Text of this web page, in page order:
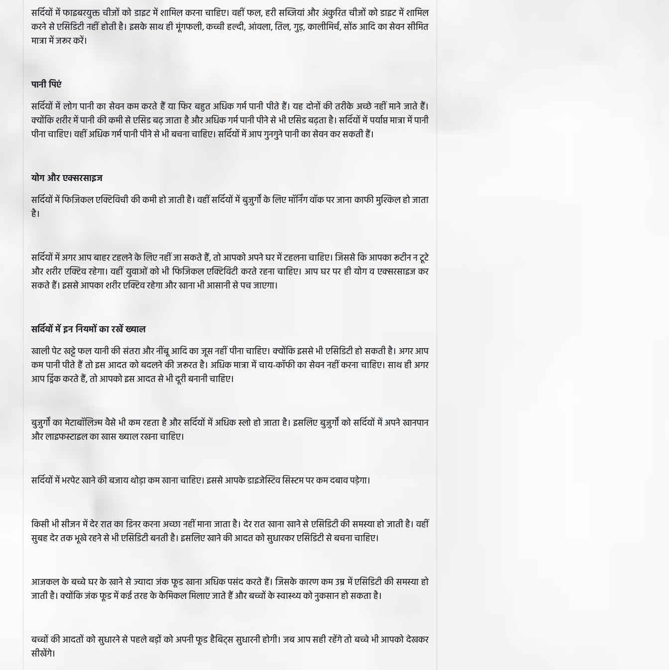
सर्दियों में फाइबरयुक्त चीजों को डाइट में शामिल करना चाहिए। वहीं फल, हरी सब्जियां और अंकुरित चीजों को डाइट में शामिल
करने से एसिडिटी नहीं होती है। इसके साथ ही मूंगफली, कच्ची हल्दी, आंवला, तिल, गुड़, कालीमिर्च, सोंठ आदि का सेवन सीमित
मात्रा में जरूर करें।
पानी पिएं
सर्दियों में लोग पानी का सेवन कम करते हैं या फिर बहुत अधिक गर्म पानी पीते हैं। यह दोनों की तरीके अच्छे नहीं माने जाते हैं।
क्योंकि शरीर में पानी की कमी से एसिड बढ़ जाता है और अधिक गर्म पानी पीने से भी एसिड बढ़ता है। सर्दियों में पर्याप्त मात्रा में पानी
पीना चाहिए। वहीं अधिक गर्म पानी पीने से भी बचना चाहिए। सर्दियों में आप गुनगुने पानी का सेवन कर सकती हैं।
योग और एक्सरसाइज
सर्दियों में फिजिकल एक्टिविची की कमी हो जाती है। वहीं सर्दियों में बुजुर्गों के लिए मॉर्निंग वॉक पर जाना काफी मुश्किल हो जाता
है।
सर्दियों में अगर आप बाहर टहलने के लिए नहीं जा सकते हैं, तो आपको अपने घर में टहलना चाहिए। जिससे कि आपका रूटीन न टूटे
और शरीर एक्टिव रहेगा। वहीं युवाओं को भी फिजिकल एक्टिविटी करते रहना चाहिए। आप घर पर ही योग व एक्सरसाइज कर
सकते हैं। इससे आपका शरीर एक्टिव रहेगा और खाना भी आसानी से पच जाएगा।
सर्दियों में इन नियमों का रखें ख्याल
खाली पेट खट्टे फल यानी की संतरा और नींबू आदि का जूस नहीं पीना चाहिए। क्योंकि इससे भी एसिडिटी हो सकती है। अगर आप
कम पानी पीते हैं तो इस आदत को बदलने की जरूरत है। अधिक मात्रा में चाय-कॉफी का सेवन नहीं करना चाहिए। साथ ही अगर
आप ड्रिंक करते हैं, तो आपको इस आदत से भी दूरी बनानी चाहिए।
बुजुर्गों का मेटाबॉलिज्म वैसे भी कम रहता है और सर्दियों में अधिक स्लो हो जाता है। इसलिए बुजुर्गों को सर्दियों में अपने खानपान
और लाइफस्टाइल का खास ख्याल रखना चाहिए।
सर्दियों में भरपेट खाने की बजाय थोड़ा कम खाना चाहिए। इससे आपके डाइजेस्टिव सिस्टम पर कम दबाव पड़ेगा।
किसी भी सीजन में देर रात का डिनर करना अच्छा नहीं माना जाता है। देर रात खाना खाने से एसिडिटी की समस्या हो जाती है। वहीं
सुबह देर तक भूखे रहने से भी एसिडिटी बनती है। इसलिए खाने की आदत को सुधारकर एसिडिटी से बचना चाहिए।
आजकल के बच्चे घर के खाने से ज्यादा जंक फूड खाना अधिक पसंद करते हैं। जिसके कारण कम उम्र में एसिडिटी की समस्या हो
जाती है। क्योंकि जंक फूड में कई तरह के केमिकल मिलाए जाते हैं और बच्चों के स्वास्थ्य को नुकसान हो सकता है।
बच्चों की आदतों को सुधारने से पहले बड़ों को अपनी फूड हैबिट्स सुधारनी होगी। जब आप सही रहेंगे तो बच्चे भी आपको देखकर
सीखेंगे।